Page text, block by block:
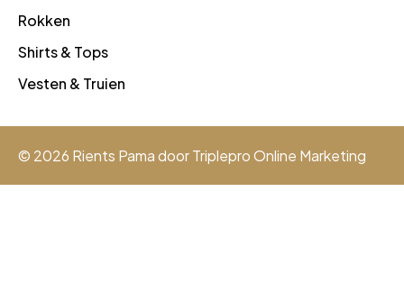
Rokken
Shirts & Tops
Vesten & Truien
© 2026 Rients Pama doorTriplepro Online Marketing